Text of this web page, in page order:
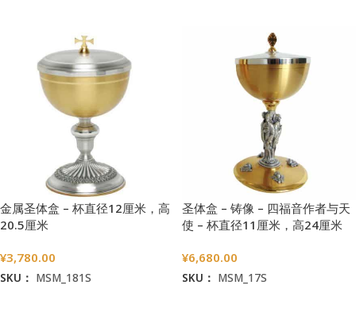
金属圣体盒 – 杯直径12厘米，高
20.5厘米
¥3,780.00
SKU： MSM_181S
圣体盒 – 铸像 – 四福音作者与天
使 – 杯直径11厘米，高24厘米
¥6,680.00
SKU： MSM_17S